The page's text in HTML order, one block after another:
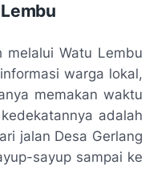
Watu Lembu
warga lokal,
memakan waktu
adalah
jalan Desa Gerlang
sayup sampai ke